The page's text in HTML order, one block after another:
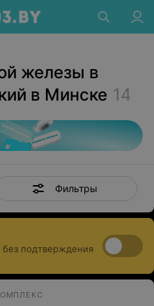
железы в
в Минске 14
Фильтры
без подтверждения